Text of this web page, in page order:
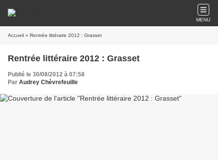
MENU
Accueil » Rentrée littéraire 2012 : Grasset
Rentrée littéraire 2012 : Grasset
Publié le 30/08/2012 à 07:58
Par Audrey Chèvrefeuille